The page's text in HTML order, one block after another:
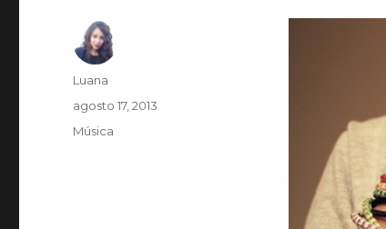
Autor
Luana
Publicado
em
agosto 17, 2013
Categorias
Música